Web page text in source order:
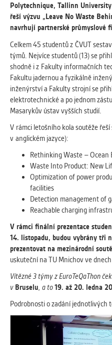
MARKETINGOVÉ
Využívané za účelem
správných nabídek a
Vašich preferencí.
cookies systémů třetích
s analýzou
pomáhají.
OSTATNÍ
Cookies, které aplikace
Naším cílem je, aby tato
zůstala prázdná a
přiřazeny do některé z
uvedených výše.
Polytechnique, Tallinn
řeší výzvu „Leave No Waste
navrhují partnerské průmyslové
Celkem 45 studentů z ČVUT
týmů. Nejvíce studentů (13) se
shodně i z Fakulty informačních
Fakultu jadernou a fyzikálně
inženýrství a Fakulty strojní se
elektrotechnické a po jednom
Masarykův ústav vyšších studií.
V rámci letošního kola soutěže
v anglickém jazyce):
Rethinking Waste – Ocean
Waste Into Product: New
Optimization of power
facilities
Detection management of
Reachable charging
V rámci finální prezentace
14. listopadu, budou vybrány tři
prezentovat na mezinárodní
uskuteční na TU Mnichov ve dnech
Vítězné 3 týmy z EuroTeQaThon
v Bruselu, a to19. až 20. ledna
Podrobnosti o zadání jednotlivých